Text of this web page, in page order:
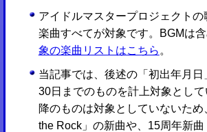
アイドルマスタープロジェクトの
楽曲すべてが対象です。BGMは含
象の楽曲リストはこちら 。
当記事では、後述の「初出年月日
30日までのものを計上対象とし
降のものは対象としていないため
the Rock」の新曲や、15周年新